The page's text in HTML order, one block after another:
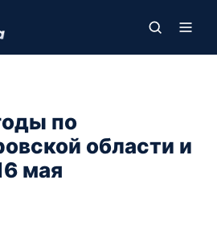
по
области и
мая